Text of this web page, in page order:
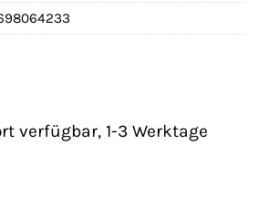
verfügbar, 1-3 Werktage